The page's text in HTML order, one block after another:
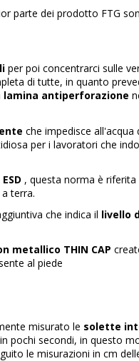
parte dei prodotto FTG
per poi concentrarci sulle
di tutte, in quanto
lamina antiperforazione
che impedisce
per i lavoratori che
ESD , questa norma è riferita
terra.
che indica il livello
metallico THIN CAP
al piede
misurato le solette
pochi secondi, in questo
le misurazioni in cm